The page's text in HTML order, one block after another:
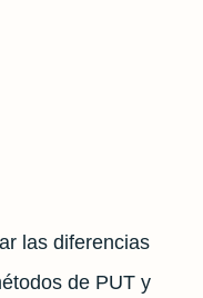
las diferencias
de PUT y